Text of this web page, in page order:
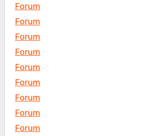
Forum
Forum
Forum
Forum
Forum
Forum
Forum
Forum
Forum